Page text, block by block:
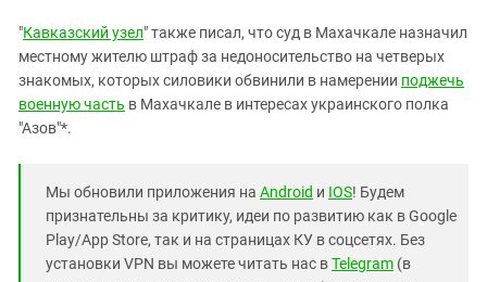
"Кавказский узел" также писал, что суд в Махачкале назначил
местному жителю штраф за недоносительство на четверых
знакомых, которых силовики обвинили в намерении поджечь
военную часть в Махачкале в интересах украинского полка
"Азов"*.
Мы обновили приложения на Android и IOS! Будем
признательны за критику, идеи по развитию как в Google
Play/App Store, так и на страницах КУ в соцсетях. Без
установки VPN вы можете читать нас вTelegram (в